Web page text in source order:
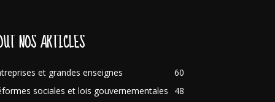
NOS ARTICLES
et grandes enseignes
60
sociales et lois gouvernementales
48